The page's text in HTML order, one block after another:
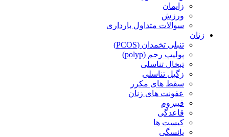
زایمان
ورزش
سوالات متداول بارداری
زنان
تنبلی تخمدان (PCOS)
پولیپ رحم (polyp)
تبخال تناسلی
زگیل تناسلی
سقط های مکرر
عفونت های زنان
فیبروم
قاعدگی
کیست ها
یائسگی